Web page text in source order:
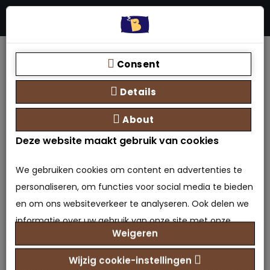
Zoeken
Splittopper Nasa Traagschuim
Splittopper Nasa
Traagschuim
0 beoordeling(en)/ Geef beoordeling
Merk:Bedden Plein 40-45 B.V.
Model: TPR-9505843279411
Consent
Details
About
Deze website maakt gebruik van cookies
We gebruiken cookies om content en advertenties te
personaliseren, om functies voor social media te bieden
en om ons websiteverkeer te analyseren. Ook delen we
informatie over uw gebruik van onze site met onze
partners voor social media, adverteren en analyse. Deze
partners kunnen deze gegevens combineren met
Weigeren
Wijzig cookie-instellingen